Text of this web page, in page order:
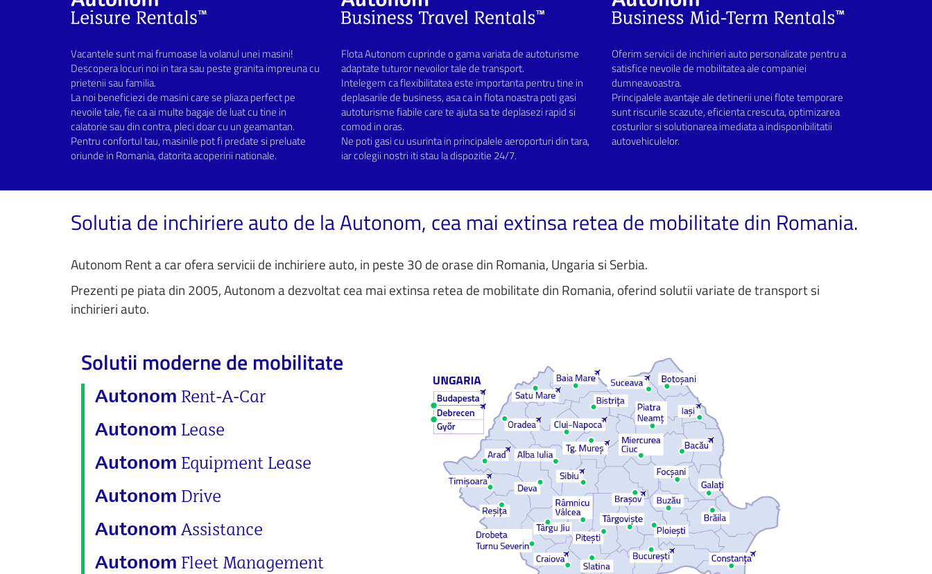
Vacantele sunt mai frumoase la volanul unei masini!
Descopera locuri noi in tara sau peste granita impreuna cu
prietenii sau familia.
La noi beneficiezi de masini care se pliaza perfect pe
nevoile tale, fie ca ai multe bagaje de luat cu tine in
calatorie sau din contra, pleci doar cu un geamantan.
Pentru confortul tau, masinile pot fi predate si preluate
oriunde in Romania, datorita acoperirii nationale.
Flota Autonom cuprinde o gama variata de autoturisme
adaptate tuturor nevoilor tale de transport.
Intelegem ca flexibilitatea este importanta pentru tine in
deplasarile de business, asa ca in flota noastra poti gasi
autoturisme fiabile care te ajuta sa te deplasezi rapid si
comod in oras.
Ne poti gasi cu usurinta in principalele aeroporturi din tara,
iar colegii nostri iti stau la dispozitie 24/7.
Oferim servicii de inchirieri auto personalizate pentru a
satisfice nevoile de mobilitatea ale companiei
dumneavoastra.
Principalele avantaje ale detinerii unei flote temporare
sunt riscurile scazute, eficienta crescuta, optimizarea
costurilor si solutionarea imediata a indisponibilitatii
autovehiculelor.
Solutia de inchiriere auto de la Autonom, cea mai extinsa retea de mobilitate din Romania.
Autonom Rent a car ofera servicii de inchiriere auto, in peste 30 de orase din Romania, Ungaria si Serbia.
Prezenti pe piata din 2005, Autonom a dezvoltat cea mai extinsa retea de mobilitate din Romania, oferind solutii variate de transport si
inchirieri auto.
Solutii moderne de mobilitate
Autonom Rent-A-Car
Autonom Lease
Autonom Equipment Lease
Autonom Drive
Autonom Assistance
Autonom Fleet Management